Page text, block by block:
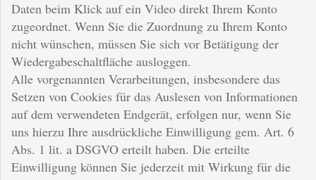
Daten beim Klick auf ein Video direkt Ihrem Konto
zugeordnet. Wenn Sie die Zuordnung zu Ihrem Konto
nicht wünschen, müssen Sie sich vor Betätigung der
Wiedergabeschaltfläche ausloggen.
Alle vorgenannten Verarbeitungen, insbesondere das
Setzen von Cookies für das Auslesen von Informationen
auf dem verwendeten Endgerät, erfolgen nur, wenn Sie
uns hierzu Ihre ausdrückliche Einwilligung gem. Art. 6
Abs. 1 lit. a DSGVO erteilt haben. Die erteilte
Einwilligung können Sie jederzeit mit Wirkung für die